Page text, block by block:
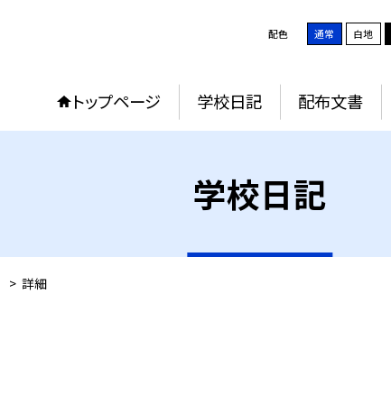
配色 通常 白地
トップページ 学校日記 配布文書
学校日記
> 詳細